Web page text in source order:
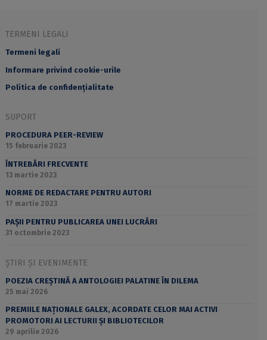
TERMENI LEGALI
Termeni legali
Informare privind cookie-urile
Politica de confidențialitate
SUPORT
PROCEDURA PEER-REVIEW
15 februarie 2023
ÎNTREBĂRI FRECVENTE
13 martie 2023
NORME DE REDACTARE PENTRU AUTORI
17 martie 2023
PAȘII PENTRU PUBLICAREA UNEI LUCRĂRI
31 octombrie 2023
ȘTIRI ȘI EVENIMENTE
POEZIA CREȘTINĂ A ANTOLOGIEI PALATINE ÎN DILEMA
25 mai 2026
PREMIILE NAȚIONALE GALEX, ACORDATE CELOR MAI ACTIVI
PROMOTORI AI LECTURII ȘI BIBLIOTECILOR
29 aprilie 2026